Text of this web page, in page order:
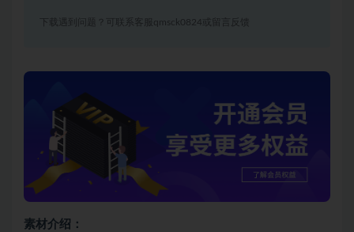
下载遇到问题？可联系客服qmsck0824或留言反馈
素材介绍：